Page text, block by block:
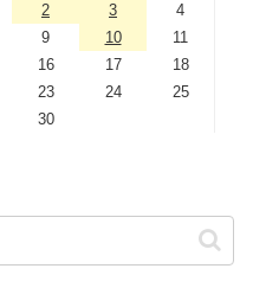
2 3
4
9 10
11
16 17
18
23 24
25
30